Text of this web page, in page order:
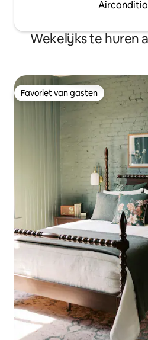
Wekelijks te huren
Favoriet van gasten
Favoriet van gasten